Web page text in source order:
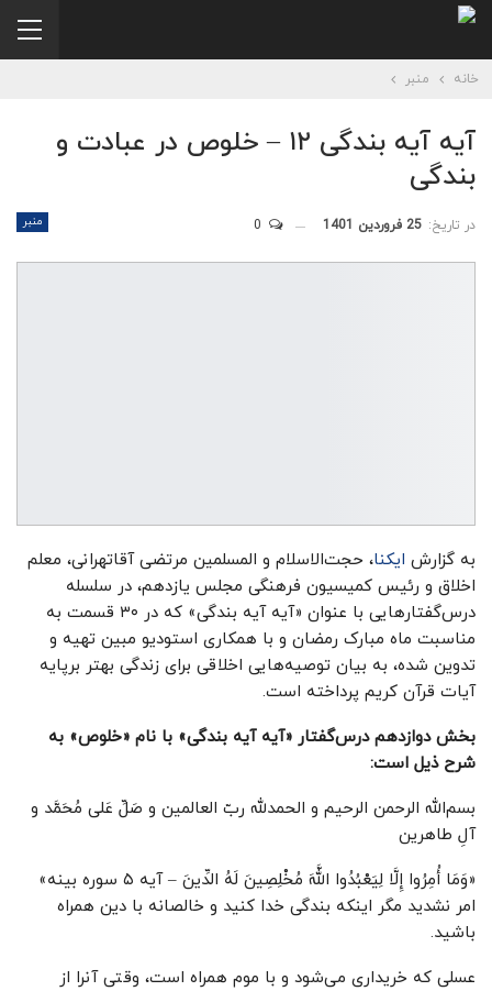
خانه منبر
آیه آیه بندگی ۱۲ – خلوص در عبادت و
بندگی
منبر در تاریخ: 25 فروردین 1401
به گزارش ایکنا، حجت‌الاسلام و المسلمین مرتضی آقاتهرانی، معلم
اخلاق و رئیس کمیسیون فرهنگی مجلس یازدهم، در سلسله
درس‌گفتار‌هایی با عنوان «آیه آیه بندگی» که در ۳۰ قسمت به
مناسبت ماه مبارک رمضان و با همکاری استودیو مبین تهیه و
تدوین شده، به بیان توصیه‌هایی اخلاقی برای زندگی بهتر برپایه
آیات قرآن کریم پرداخته است.
بخش دوازدهم درس‌گفتار «آیه آیه بندگی» با نام «خلوص» به
شرح ذیل است:
بسم‌الله الرحمن الرحیم و الحمدلله ربّ العالمین و صَلِّ عَلی مُحَمَّد و
آلِ طاهرین
«وَمَا أُمِرُوا إِلَّا لِیَعْبُدُوا اللَّهَ مُخْلِصِینَ لَهُ الدِّینَ – آیه ۵ سوره بینه»
امر نشدید مگر اینکه بندگی خدا کنید و خالصانه با دین همراه
باشید.
عسلی که خریداری می‌شود و با موم همراه است، وقتی آنرا از